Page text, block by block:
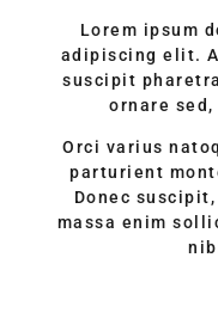
Lorem ipsum
adipiscing elit.
suscipit
ornare
Orci varius
parturient
Donec
massa enim